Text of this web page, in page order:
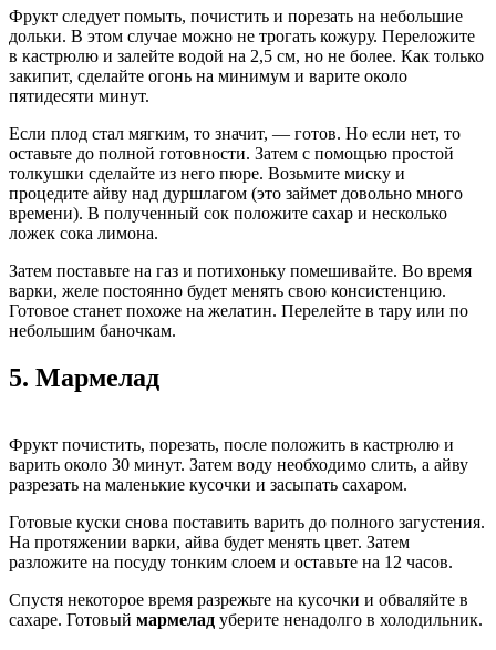
Фрукт следует помыть, почистить и порезать на небольшие
дольки. В этом случае можно не трогать кожуру. Переложите
в кастрюлю и залейте водой на 2,5 см, но не более. Как только
закипит, сделайте огонь на минимум и варите около
пятидесяти минут.
Если плод стал мягким, то значит, — готов. Но если нет, то
оставьте до полной готовности. Затем с помощью простой
толкушки сделайте из него пюре. Возьмите миску и
процедите айву над дуршлагом (это займет довольно много
времени). В полученный сок положите сахар и несколько
ложек сока лимона.
Затем поставьте на газ и потихоньку помешивайте. Во время
варки, желе постоянно будет менять свою консистенцию.
Готовое станет похоже на желатин. Перелейте в тару или по
небольшим баночкам.
5. Мармелад
Фрукт почистить, порезать, после положить в кастрюлю и
варить около 30 минут. Затем воду необходимо слить, а айву
разрезать на маленькие кусочки и засыпать сахаром.
Готовые куски снова поставить варить до полного загустения.
На протяжении варки, айва будет менять цвет. Затем
разложите на посуду тонким слоем и оставьте на 12 часов.
Спустя некоторое время разрежьте на кусочки и обваляйте в
сахаре. Готовый мармелад уберите ненадолго в холодильник.